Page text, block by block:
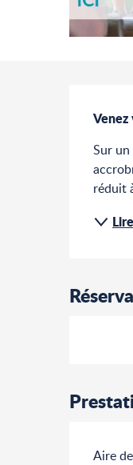
Venez
Sur
réduit
Aire